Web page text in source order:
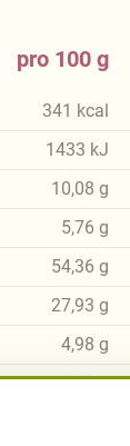
pro 100 g
341 kcal
1433 kJ
10,08 g
5,76 g
54,36 g
27,93 g
4,98 g
5,58g